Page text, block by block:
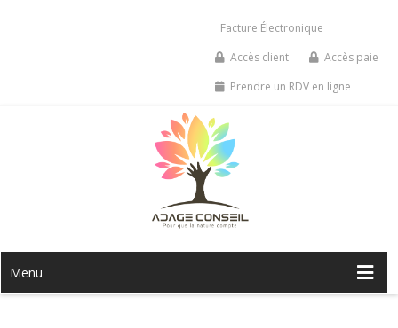
Facture Électronique
Accès client
Accès paie
Prendre un RDV en ligne
Menu